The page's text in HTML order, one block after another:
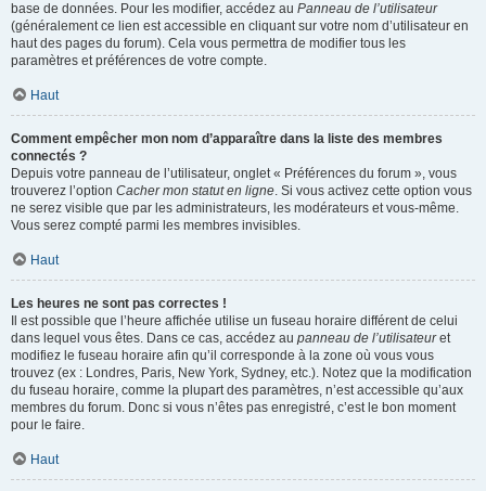
base de données. Pour les modifier, accédez au Panneau de l’utilisateur
(généralement ce lien est accessible en cliquant sur votre nom d’utilisateur en
haut des pages du forum). Cela vous permettra de modifier tous les
paramètres et préférences de votre compte.
Haut
Comment empêcher mon nom d’apparaître dans la liste des membres
connectés ?
Depuis votre panneau de l’utilisateur, onglet « Préférences du forum », vous
trouverez l’option Cacher mon statut en ligne. Si vous activez cette option vous
ne serez visible que par les administrateurs, les modérateurs et vous-même.
Vous serez compté parmi les membres invisibles.
Haut
Les heures ne sont pas correctes !
Il est possible que l’heure affichée utilise un fuseau horaire différent de celui
dans lequel vous êtes. Dans ce cas, accédez au panneau de l’utilisateuret
modifiez le fuseau horaire afin qu’il corresponde à la zone où vous vous
trouvez (ex : Londres, Paris, New York, Sydney, etc.). Notez que la modification
du fuseau horaire, comme la plupart des paramètres, n’est accessible qu’aux
membres du forum. Donc si vous n’êtes pas enregistré, c’est le bon moment
pour le faire.
Haut